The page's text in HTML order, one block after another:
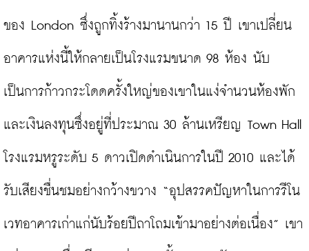
ของ London ซึ่งถูกทิ้งร้างมานานกว่า 15 ปี เขาเปลี่ยน
อาคารแห่งนี้ให้กลายเป็นโรงแรมขนาด 98 ห้อง นับ
เป็นการก้าวกระโดดครั้งใหญ่ของเขาในแง่จำนวนห้องพัก
และเงินลงทุนซึ่งอยู่ที่ประมาณ 30 ล้านเหรียญ Town Hall
โรงแรมหรูระดับ 5 ดาวเปิดดำเนินการในปี 2010 และได้
รับเสียงชื่นชมอย่างกว้างขวาง “อุปสรรคปัญหาในการรีโน
เวทอาคารเก่าแก่นับร้อยปีถาโถมเข้ามาอย่างต่อเนื่อง” เขา